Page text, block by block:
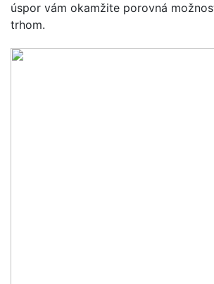
úspor vám okamžite porovná
trhom.